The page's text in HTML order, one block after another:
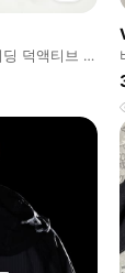
덕액티브 자